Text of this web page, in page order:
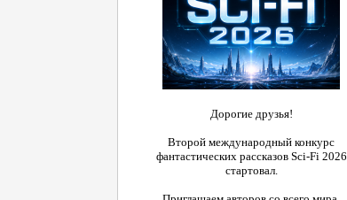
Дорогие друзья!
Второй международный конкурс
фантастических рассказов Sci-Fi 2026
стартовал.